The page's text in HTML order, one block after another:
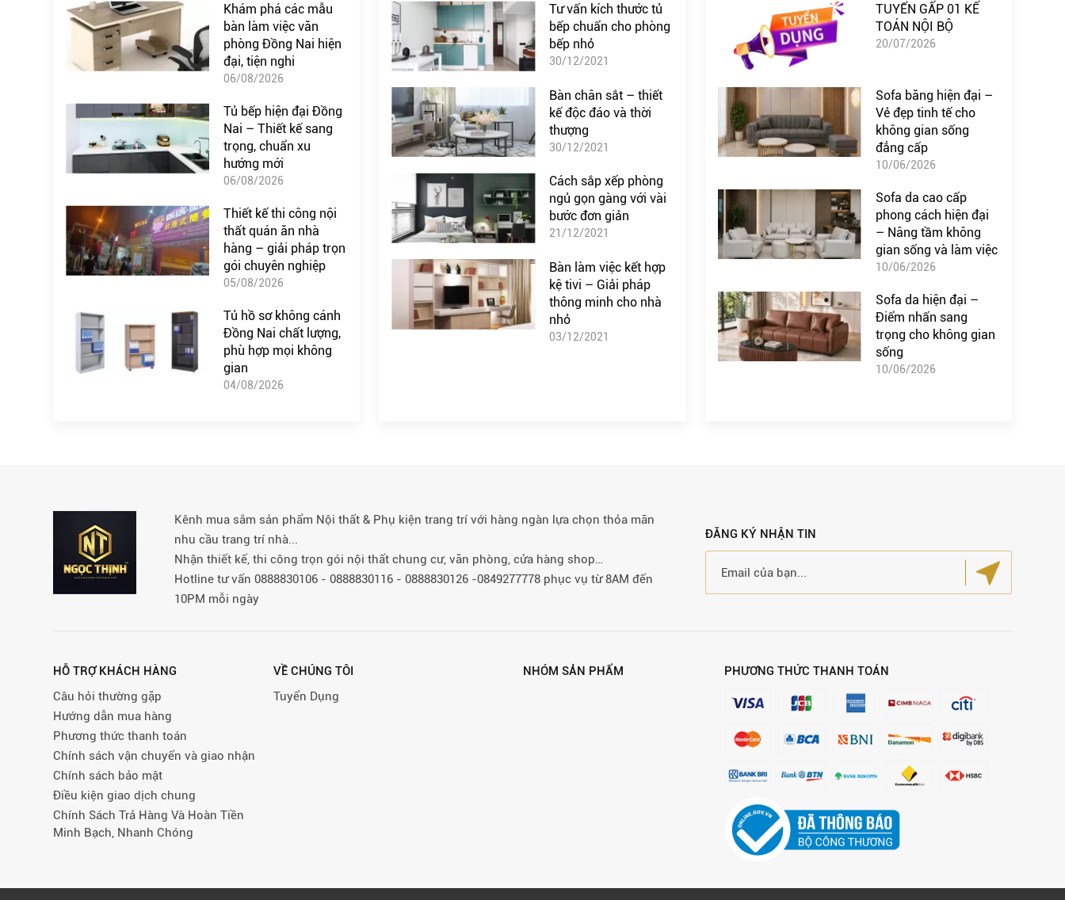
Khám phá các mẫu
bàn làm việc văn
phòng Đồng Nai hiện
đại, tiện nghi
06/08/2026
Tủ bếp hiện đại Đồng
Nai – Thiết kế sang
trọng, chuẩn xu
hướng mới
06/08/2026
Thiết kế thi công nội
thất quán ăn nhà
hàng – giải pháp trọn
gói chuyên nghiệp
05/08/2026
Tủ hồ sơ không cánh
Đồng Nai chất lượng,
phù hợp mọi không
gian
04/08/2026
Tư vấn kích thước tủ
bếp chuẩn cho phòng
bếp nhỏ
30/12/2021
Bàn chân sắt – thiết
kế độc đáo và thời
thượng
30/12/2021
Cách sắp xếp phòng
ngủ gọn gàng với vài
bước đơn giản
21/12/2021
Bàn làm việc kết hợp
kệ tivi – Giải pháp
thông minh cho nhà
nhỏ
03/12/2021
TUYỂN GẤP 01 KẾ
TOÁN NỘI BỘ
20/07/2026
Sofa băng hiện đại –
Vẻ đẹp tinh tế cho
không gian sống
đẳng cấp
10/06/2026
Sofa da cao cấp
phong cách hiện đại
– Nâng tầm không
gian sống và làm việc
10/06/2026
Sofa da hiện đại –
Điểm nhấn sang
trọng cho không gian
sống
10/06/2026
Kênh mua sắm sản phẩm Nội thất & Phụ kiện trang trí với hàng ngàn lựa chọn thỏa mãn
nhu cầu trang trí nhà...
Nhận thiết kế, thi công trọn gói nội thất chung cư, văn phòng, cửa hàng shop…
Hotline tư vấn 0888830106 - 0888830116 - 0888830126 -0849277778 phục vụ từ 8AM đến
10PM mỗi ngày
ĐĂNG KÝ NHẬN TIN
HỖ TRỢ KHÁCH HÀNG
Câu hỏi thường gặp
Hướng dẫn mua hàng
Phương thức thanh toán
Chính sách vận chuyển và giao nhận
Chính sách bảo mật
Điều kiện giao dịch chung
Chính Sách Trả Hàng Và Hoàn Tiền
Minh Bạch, Nhanh Chóng
VỀ CHÚNG TÔI
Tuyển Dụng
NHÓM SẢN PHẨM PHƯƠNG THỨC THANH TOÁN